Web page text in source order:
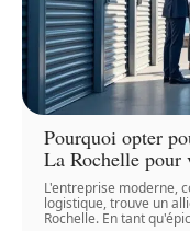
Pourquoi opter
La Rochelle pour
L'entreprise moderne,
logistique, trouve un
Rochelle. En tant